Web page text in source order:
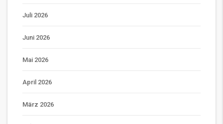
Juli 2026
Juni 2026
Mai 2026
April 2026
März 2026